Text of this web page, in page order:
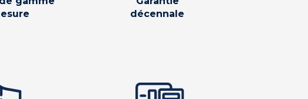
décennale